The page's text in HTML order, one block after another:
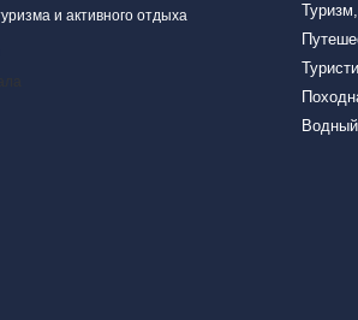
и активного отдыха